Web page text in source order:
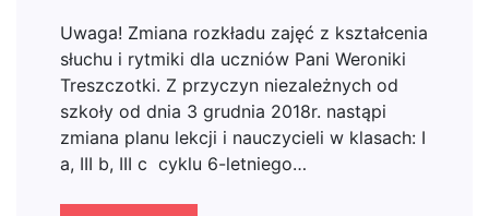
Uwaga! Zmiana rozkładu zajęć z kształcenia
słuchu i rytmiki dla uczniów Pani Weroniki
Treszczotki. Z przyczyn niezależnych od
szkoły od dnia 3 grudnia 2018r. nastąpi
zmiana planu lekcji i nauczycieli w klasach: I
a, III b, III c cyklu 6-letniego…